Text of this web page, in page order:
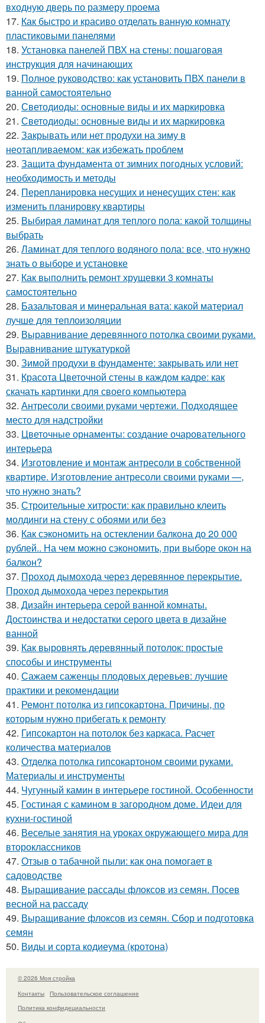
входную дверь по размеру проема
17. Как быстро и красиво отделать ванную комнату
пластиковыми панелями
18. Установка панелей ПВХ на стены: пошаговая
инструкция для начинающих
19. Полное руководство: как установить ПВХ панели в
ванной самостоятельно
20. Светодиоды: основные виды и их маркировка
21. Светодиоды: основные виды и их маркировка
22. Закрывать или нет продухи на зиму в
неотапливаемом: как избежать проблем
23. Защита фундамента от зимних погодных условий:
необходимость и методы
24. Перепланировка несущих и ненесущих стен: как
изменить планировку квартиры
25. Выбирая ламинат для теплого пола: какой толщины
выбрать
26. Ламинат для теплого водяного пола: все, что нужно
знать о выборе и установке
27. Как выполнить ремонт хрущевки 3 комнаты
самостоятельно
28. Базальтовая и минеральная вата: какой материал
лучше для теплоизоляции
29. Выравнивание деревянного потолка своими руками.
Выравнивание штукатуркой
30. Зимой продухи в фундаменте: закрывать или нет
31. Красота Цветочной стены в каждом кадре: как
скачать картинки для своего компьютера
32. Антресоли своими руками чертежи. Подходящее
место для надстройки
33. Цветочные орнаменты: создание очаровательного
интерьера
34. Изготовление и монтаж антресоли в собственной
квартире. Изготовление антресоли своими руками —,
что нужно знать?
35. Строительные хитрости: как правильно клеить
молдинги на стену с обоями или без
36. Как сэкономить на остеклении балкона до 20 000
рублей.. На чем можно сэкономить, при выборе окон на
балкон?
37. Проход дымохода через деревянное перекрытие.
Проход дымохода через перекрытия
38. Дизайн интерьера серой ванной комнаты.
Достоинства и недостатки серого цвета в дизайне
ванной
39. Как выровнять деревянный потолок: простые
способы и инструменты
40. Сажаем саженцы плодовых деревьев: лучшие
практики и рекомендации
41. Ремонт потолка из гипсокартона. Причины, по
которым нужно прибегать к ремонту
42. Гипсокартон на потолок без каркаса. Расчет
количества материалов
43. Отделка потолка гипсокартоном своими руками.
Материалы и инструменты
44. Чугунный камин в интерьере гостиной. Особенности
45. Гостиная с камином в загородном доме. Идеи для
кухни-гостиной
46. Веселые занятия на уроках окружающего мира для
второклассников
47. Отзыв о табачной пыли: как она помогает в
садоводстве
48. Выращивание рассады флоксов из семян. Посев
весной на рассаду
49. Выращивание флоксов из семян. Сбор и подготовка
семян
50. Виды и сорта кодиеума (кротона)
© 2026 Моя стройка
Контакты
Пользовательское соглашение
Политика конфидециальности